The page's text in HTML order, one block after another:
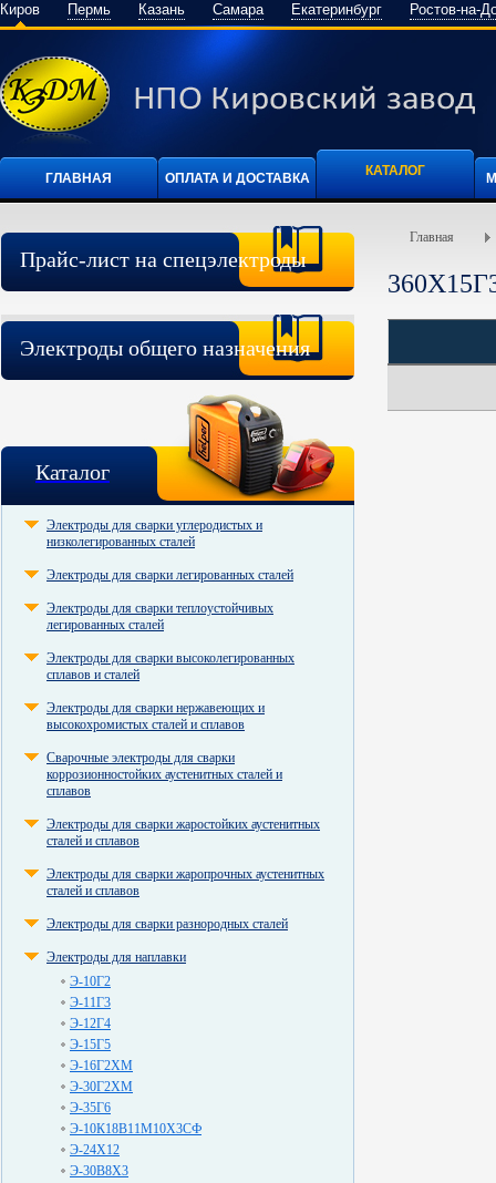
Киров Пермь Казань Самара Екатеринбург Ростов-на-
ГЛАВНАЯ ОПЛАТА И ДОСТАВКА КАТАЛОГ
Прайс-лист на спецэлектроды
Электроды общего назначения
Каталог
Электроды для сварки углеродистых и
низколегированных сталей
Электроды для сварки легированных сталей
Электроды для сварки теплоустойчивых
легированных сталей
Электроды для сварки высоколегированных
сплавов и сталей
Электроды для сварки нержавеющих и
высокохромистых сталей и сплавов
Сварочные электроды для сварки
коррозионностойких аустенитных сталей и
сплавов
Электроды для сварки жаростойких аустенитных
сталей и сплавов
Электроды для сварки жаропрочных аустенитных
сталей и сплавов
Электроды для сварки разнородных сталей
Электроды для наплавки
Э-10Г2
Э-11Г3
Э-12Г4
Э-15Г5
Э-16Г2ХМ
Э-30Г2ХМ
Э-35Г6
Э-10К18В11М10Х3СФ
Э-24Х12
Э-30В8Х3
Главная